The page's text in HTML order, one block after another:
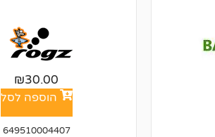
₪30.00
הוספה לסל
649510004407